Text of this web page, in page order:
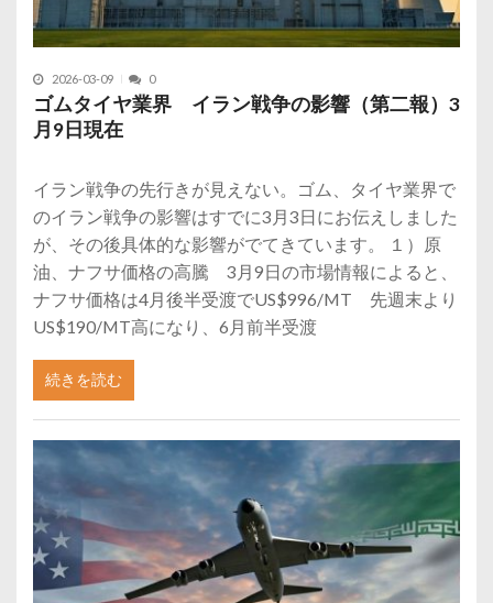
2026-03-09 0
ゴムタイヤ業界 イラン戦争の影響（第二報）3
月9日現在
イラン戦争の先行きが見えない。ゴム、タイヤ業界で
のイラン戦争の影響はすでに3月3日にお伝えしました
が、その後具体的な影響がでてきています。 １）原
油、ナフサ価格の高騰 3月9日の市場情報によると、
ナフサ価格は4月後半受渡でUS$996/MT 先週末より
US$190/MT高になり、6月前半受渡
続きを読む